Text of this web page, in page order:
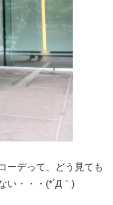
ーデって、どう見ても
い・・・(*´Д｀)